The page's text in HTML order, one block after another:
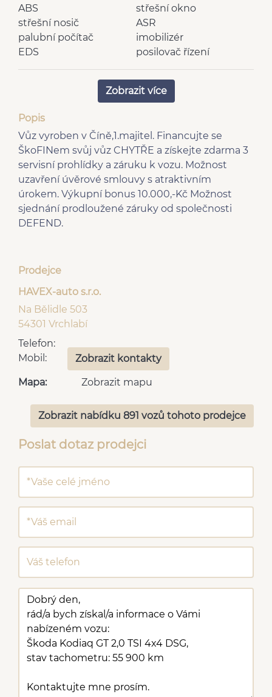
střešní okno
ABS
ASR
střešní nosič
imobilizér
palubní počítač
posilovač řízení
EDS
sedadla
výškově nastavitelná
senzor stěračů
sportovní sedadla
multifunkční volant
vnitřní teploměr
dělená zadní sedadla
nastavitelný volant
tónovaná skla
vyhřívaná zrcátka
kožené potahy
deaktivace airbagu
spolujezdce
zadní stěrač
zaslepení zámků
el. sklopná zrcátka
dvouzónová klimatizace
Adaptivní tempomat
Start-stop systém
Digitální přístrojový štít
palubního počítače
Zobrazit více
Popis
Vůz vyroben v Číně,1.majitel. Financujte se
ŠkoFINem svůj vůz CHYTŘE a získejte zdarma 3
servisní prohlídky a záruku k vozu. Možnost
uzavření úvěrové smlouvy s atraktivním
úrokem. Výkupní bonus 10.000,-Kč Možnost
sjednání prodloužené záruky od společnosti
DEFEND.
Prodejce
HAVEX-auto s.r.o.
Na Bělidle 503
54301 Vrchlabí
Telefon:
Mobil:
Zobrazit kontakty
Mapa: Zobrazit mapu
Zobrazit nabídku 891 vozů tohoto prodejce
Poslat dotaz prodejci